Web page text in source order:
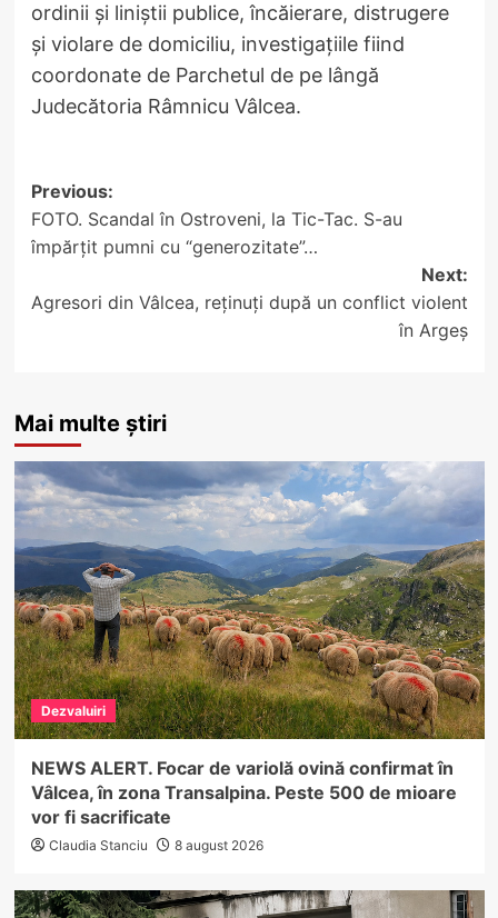
ordinii și liniștii publice, încăierare, distrugere
și violare de domiciliu, investigațiile fiind
coordonate de Parchetul de pe lângă
Judecătoria Râmnicu Vâlcea.
Post
navigation
Previous:
FOTO. Scandal în Ostroveni, la Tic-Tac. S-au
împărțit pumni cu “generozitate”…
Next:
Agresori din Vâlcea, reținuți după un conflict violent
în Argeș
Mai multe știri
Dezvaluiri
NEWS ALERT. Focar de variolă ovină confirmat în
Vâlcea, în zona Transalpina. Peste 500 de mioare
vor fi sacrificate
Claudia Stanciu 8 august 2026